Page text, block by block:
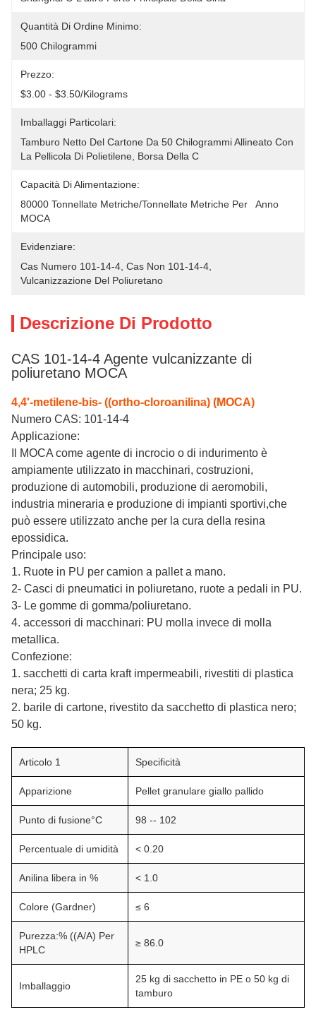
Quantità Di Ordine Minimo:
500 Chilogrammi
Prezzo:
$3.00 - $3.50/Kilograms
Imballaggi Particolari:
Tamburo Netto Del Cartone Da 50 Chilogrammi Allineato Con
La Pellicola Di Polietilene, Borsa Della C
Capacità Di Alimentazione:
80000 Tonnellate Metriche/tonnellate Metriche Per   Anno
MOCA
Evidenziare:
Cas Numero 101-14-4 Cas Non 101-14-4
Vulcanizzazione Del Poliuretano
Descrizione Di Prodotto
CAS 101-14-4 Agente vulcanizzante di
poliuretano MOCA
4,4'-metilene-bis- ((ortho-cloroanilina) (MOCA)
Numero CAS: 101-14-4
Applicazione:
Il MOCA come agente di incrocio o di indurimento è
ampiamente utilizzato in macchinari, costruzioni,
produzione di automobili, produzione di aeromobili,
industria mineraria e produzione di impianti sportivi,che
può essere utilizzato anche per la cura della resina
epossidica.
Principale uso:
1. Ruote in PU per camion a pallet a mano.
2- Casci di pneumatici in poliuretano, ruote a pedali in PU.
3- Le gomme di gomma/poliuretano.
4. accessori di macchinari: PU molla invece di molla
metallica.
Confezione:
1. sacchetti di carta kraft impermeabili, rivestiti di plastica
nera; 25 kg.
2. barile di cartone, rivestito da sacchetto di plastica nero;
50 kg.
Articolo 1 Specificità
Apparizione Pellet granulare giallo pallido
Punto di fusione°C 98 -- 102
Percentuale di umidità < 0.20
Anilina libera in % < 1.0
Colore (Gardner) ≤ 6
Purezza:% ((A/A) Per
HPLC
≥ 86.0
Imballaggio
25 kg di sacchetto in PE o 50 kg di
tamburo